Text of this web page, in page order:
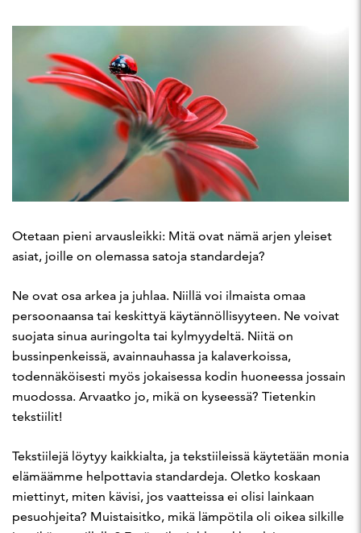
Otetaan pieni arvausleikki: Mitä ovat nämä arjen yleiset
asiat, joille on olemassa satoja standardeja?
Ne ovat osa arkea ja juhlaa. Niillä voi ilmaista omaa
persoonaansa tai keskittyä käytännöllisyyteen. Ne voivat
suojata sinua auringolta tai kylmyydeltä. Niitä on
bussinpenkeissä, avainnauhassa ja kalaverkoissa,
todennäköisesti myös jokaisessa kodin huoneessa jossain
muodossa. Arvaatko jo, mikä on kyseessä? Tietenkin
tekstiilit!
Tekstiilejä löytyy kaikkialta, ja tekstiileissä käytetään monia
elämäämme helpottavia standardeja. Oletko koskaan
miettinyt, miten kävisi, jos vaatteissa ei olisi lainkaan
pesuohjeita? Muistaisitko, mikä lämpötila oli oikea silkille